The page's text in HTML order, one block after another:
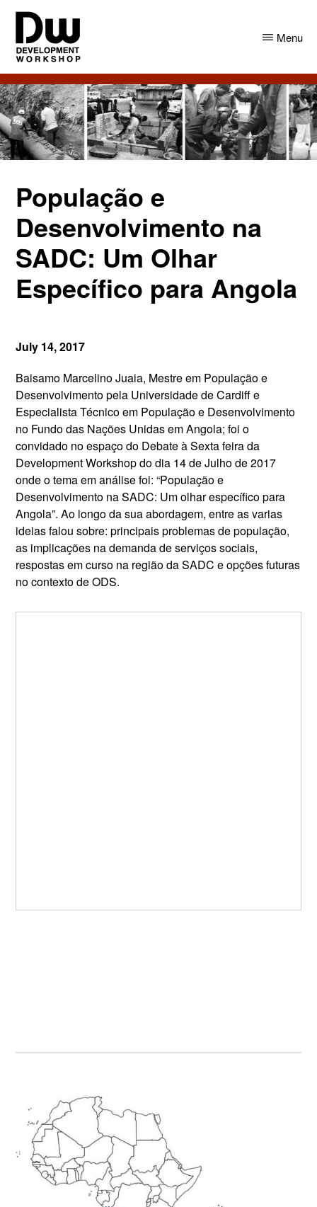
Skip
main
content
Skip
primary
sidebar
DW
Angola
Development
Workshop
Angola
Menu
População e
Desenvolvimento na
SADC: Um Olhar
Específico para Angola
July 14, 2017
Baisamo Marcelino Juaia, Mestre em População e
Desenvolvimento pela Universidade de Cardiff e
Especialista Técnico em População e Desenvolvimento
no Fundo das Nações Unidas em Angola; foi o
convidado no espaço do Debate à Sexta feira da
Development Workshop do dia 14 de Julho de 2017
onde o tema em análise foi: “População e
Desenvolvimento na SADC: Um olhar específico para
Angola”. Ao longo da sua abordagem, entre as varias
ideias falou sobre: principais problemas de população,
as implicações na demanda de serviços sociais,
respostas em curso na região da SADC e opções futuras
no contexto de ODS.
Primary
Sidebar